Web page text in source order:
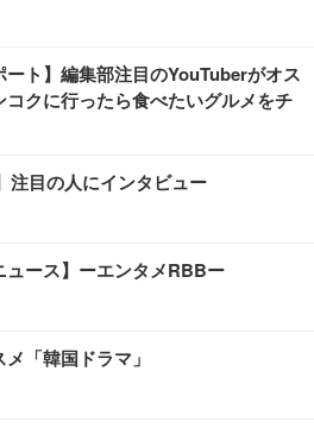
ート】編集部注目のYouTuberがオス
コクに行ったら食べたいグルメをチ
注目の人にインタビュー
ュース】ーエンタメRBBー
「韓国ドラマ」